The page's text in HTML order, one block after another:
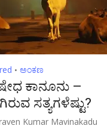
• ಅಂಕಣ
ಕಾನೂನು –
ಸತ್ಯಗಳೆಷ್ಟು?
Kumar Mavinakadu